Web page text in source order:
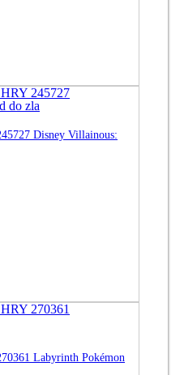
Disney Villainous:
Labyrinth Pokémon